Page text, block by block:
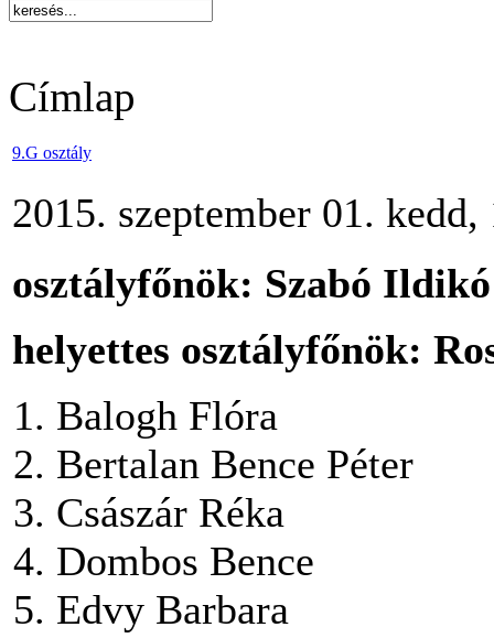
Címlap
9.G osztály
2015. szeptember 01. kedd,
osztályfőnök: Szabó Ildikó
helyettes osztályfőnök:
Balogh Flóra
Bertalan Bence Péter
Császár Réka
Dombos Bence
Edvy Barbara